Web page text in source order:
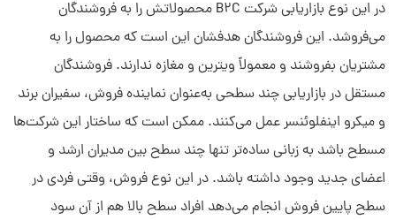
در این نوع بازاریابی شرکت B2C محصولاتش را به فروشندگان
می‌فروشد. این فروشندگان هدفشان این است که محصول را به
مشتریان بفروشند و معمولاً ویترین و مغازه ندارند. فروشندگان
مستقل در بازاریابی چند سطحی به‌عنوان نماینده فروش، سفیران برند
و میکرو اینفلوئنسر عمل می‌کنند. ممکن است که ساختار این شرکت‌ها
مسطح باشد به زبانی ساده‌تر تنها چند سطح بین مدیران ارشد و
اعضای جدید وجود داشته باشد. در این نوع فروش، وقتی فردی در
سطح پایین فروش انجام می‌دهد افراد سطح بالا هم از آن سود